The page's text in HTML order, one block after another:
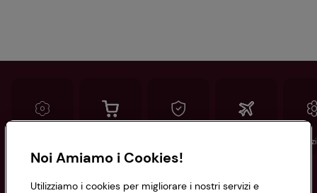
Informazioni
Noi Amiamo i Cookies!
Utilizziamo i cookies per migliorare i nostri servizi e